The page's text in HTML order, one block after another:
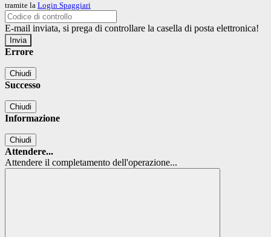
tramite la Login Spaggiari
E-mail inviata, si prega di controllare la casella di posta elettronica!
Errore
Chiudi
Successo
Chiudi
Informazione
Chiudi
Attendere...
Attendere il completamento dell'operazione...